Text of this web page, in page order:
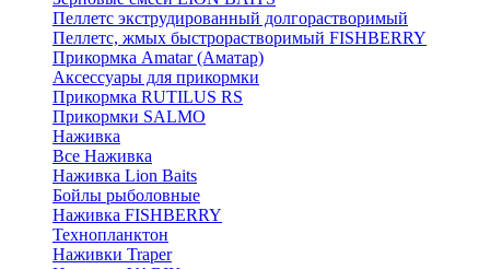
Пеллетс экструдированный долгорастворимый
Пеллетс, жмых быстрорастворимый FISHBERRY
Прикормка Amatar (Аматар)
Аксессуары для прикормки
Прикормка RUTILUS RS
Прикормки SALMO
Наживка
Все Наживка
Наживка Lion Baits
Бойлы рыболовные
Наживка FISHBERRY
Технопланктон
Наживки Traper